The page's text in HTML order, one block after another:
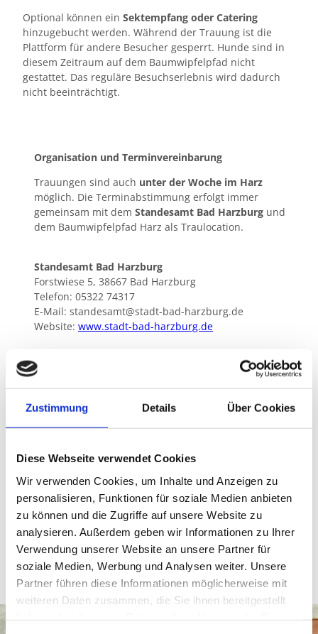
Zustimmung Details Über Cookies
Diese Webseite verwendet Cookies
Wir verwenden Cookies, um Inhalte und Anzeigen zu
personalisieren, Funktionen für soziale Medien anbieten
zu können und die Zugriffe auf unsere Website zu
analysieren. Außerdem geben wir Informationen zu Ihrer
Verwendung unserer Website an unsere Partner für
soziale Medien, Werbung und Analysen weiter. Unsere
Partner führen diese Informationen möglicherweise mit
weiteren Daten zusammen, die Sie ihnen bereitgestellt
Optional können ein Sektempfang oder Catering
hinzugebucht werden. Während der Trauung ist die
Plattform für andere Besucher gesperrt. Hunde sind in
diesem Zeitraum auf dem Baumwipfelpfad nicht
gestattet. Das reguläre Besuchserlebnis wird dadurch
nicht beeinträchtigt.
Organisation und Terminvereinbarung
Trauungen sind auch unter der Woche im Harz
möglich. Die Terminabstimmung erfolgt immer
gemeinsam mit dem Standesamt Bad Harzburg und
dem Baumwipfelpfad Harz als Traulocation.
Standesamt Bad Harzburg
Forstwiese 5, 38667 Bad Harzburg
Telefon: 05322 74317
E-Mail: standesamt@stadt-bad-harzburg.de
Website: www.stadt-bad-harzburg.de
Baumwipfelpfad Harz – Veranstaltungen
Telefon: 05322 75334
Besonderes Erlebnis in den Baumwipfeln
Seit 2015 haben bereits rund
60 Brautpaare im
Baumwipfelpfad Harz geheiratet. Jede Hochzeit wird
individuell gestaltet – von der Dekoration bis zur
fotografischen Begleitung. Gerne werden passende
Möglichkeiten und Empfehlungen gemeinsam
abgestimmt, um diesen besonderen Moment
unvergesslich zu machen.